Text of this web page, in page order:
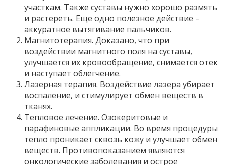
участкам. Также суставы нужно хорошо размять
и растереть. Еще одно полезное действие –
аккуратное вытягивание пальчиков.
Магнитотерапия. Доказано, что при
воздействии магнитного поля на суставы,
улучшается их кровообращение, снимается отек
и наступает облегчение.
Лазерная терапия. Воздействие лазера убирает
воспаление, и стимулирует обмен веществ в
тканях.
Тепловое лечение. Озокеритовые и
парафиновые аппликации. Во время процедуры
тепло проникает сквозь кожу и улучшает обмен
веществ. Противопоказанием являются
онкологические заболевания и острое